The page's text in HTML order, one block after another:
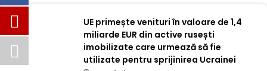
UE primește venituri în valoare de 1,4
miliarde EUR din active rusești
imobilizate care urmează să fie
utilizate pentru sprijinirea Ucrainei